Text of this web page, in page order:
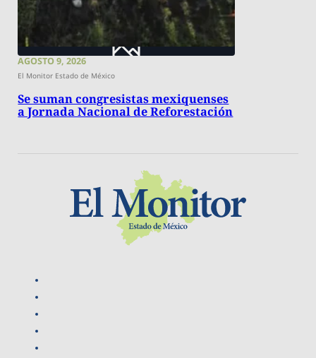
AGOSTO 9, 2026
El Monitor Estado de México
Se suman congresistas mexiquenses
a Jornada Nacional de Reforestación